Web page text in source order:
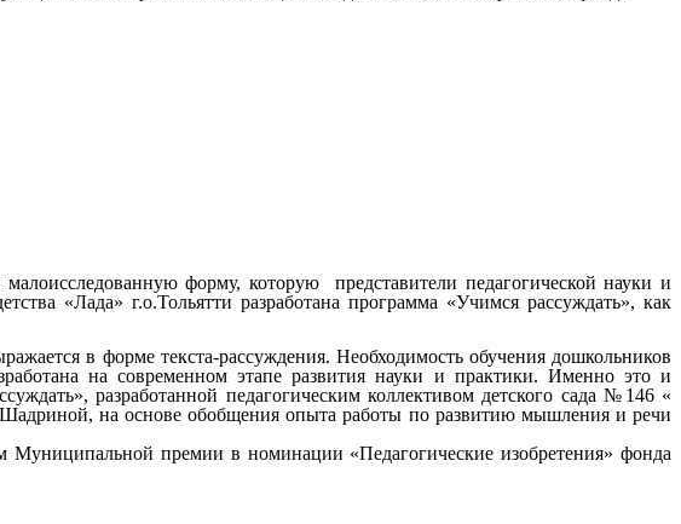
форму, которую представители педагогической науки и
«Лада» г.о.Тольятти разработана программа «Учимся рассуждать», как
в форме текста-рассуждения. Необходимость обучения дошкольников
на современном этапе развития науки и практики. Именно это и
разработанной педагогическим коллективом детского сада №146 «
на основе обобщения опыта работы по развитию мышления и речи
Муниципальной премии в номинации «Педагогические изобретения» фонда